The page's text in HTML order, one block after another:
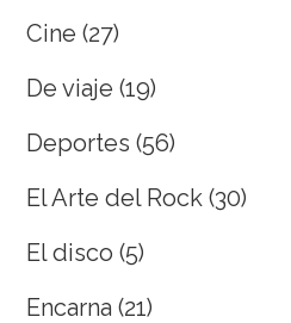
Cine (27)
De viaje (19)
Deportes (56)
El Arte del Rock (30)
El disco (5)
Encarna (21)